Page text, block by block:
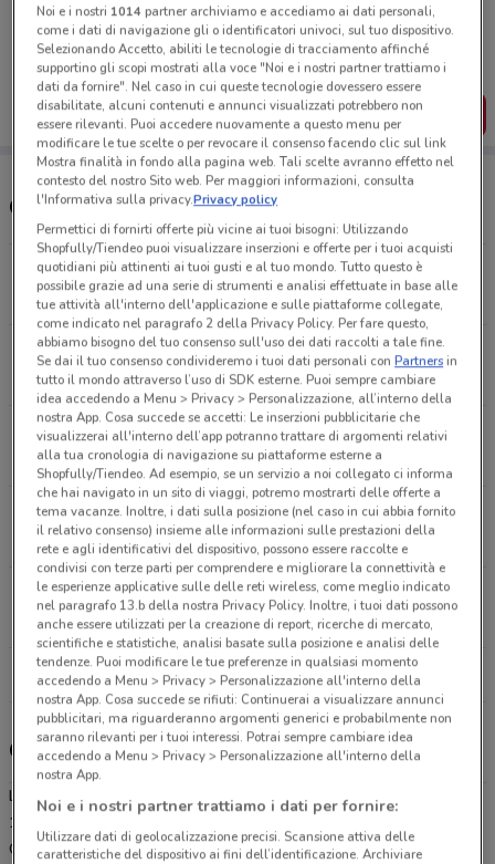
Porta DoveConviene sempre con te!
Puoi trovare le migliori offerte dei negozi vicino a te,
salvarle e creare la tua lista del risparmio, comodamente
dal tuo cellulare.
SCARICA L’APP
Orari Lidl e Indirizzi Supermercati
Via Radici In Piano, 145 Sassuolo
5.8 km
APERTO
Via Elpidio Bertoli, 55 Modena
7.7 km
APERTO
Via Statale, 467 Casalgrande
9.5 km
APERTO
Via Emilia Ovest, 386 Modena
9.9 km
APERTO
Via Cartiera, 2 Castelfranco Emilia
14.8 km
APERTO
Tutti i negozi Lidl
Gli sconti del nuovo volantino Lidl e i negozi
Lidl è presente in vari punti della città: lo trovi in Via Radici In Piano
145 Sassuolo, Via Elpidio Bertoli 55 Modena, Via Statale 467
Casalgrande, Via Emilia Ovest 386 Modena, Via Cartiera 2
Noi e i nostri 1014partner archiviamo e accediamo ai dati personali,
come i dati di navigazione gli o identificatori univoci, sul tuo dispositivo.
Selezionando Accetto, abiliti le tecnologie di tracciamento affinché
supportino gli scopi mostrati alla voce "Noi e i nostri partner trattiamo i
dati da fornire". Nel caso in cui queste tecnologie dovessero essere
disabilitate, alcuni contenuti e annunci visualizzati potrebbero non
essere rilevanti. Puoi accedere nuovamente a questo menu per
modificare le tue scelte o per revocare il consenso facendo clic sul link
Mostra finalità in fondo alla pagina web. Tali scelte avranno effetto nel
contesto del nostro Sito web. Per maggiori informazioni, consulta
l'Informativa sulla privacy.Privacy policy
Permettici di fornirti offerte più vicine ai tuoi bisogni: Utilizzando
Shopfully/Tiendeo puoi visualizzare inserzioni e offerte per i tuoi acquisti
quotidiani più attinenti ai tuoi gusti e al tuo mondo. Tutto questo è
possibile grazie ad una serie di strumenti e analisi effettuate in base alle
tue attività all'interno dell'applicazione e sulle piattaforme collegate,
come indicato nel paragrafo 2 della Privacy Policy. Per fare questo,
abbiamo bisogno del tuo consenso sull'uso dei dati raccolti a tale fine.
Se dai il tuo consenso condivideremo i tuoi dati personali conPartnersin
tutto il mondo attraverso l’uso di SDK esterne. Puoi sempre cambiare
idea accedendo a Menu > Privacy > Personalizzazione, all’interno della
nostra App. Cosa succede se accetti: Le inserzioni pubblicitarie che
visualizzerai all'interno dell’app potranno trattare di argomenti relativi
alla tua cronologia di navigazione su piattaforme esterne a
Shopfully/Tiendeo. Ad esempio, se un servizio a noi collegato ci informa
che hai navigato in un sito di viaggi, potremo mostrarti delle offerte a
tema vacanze. Inoltre, i dati sulla posizione (nel caso in cui abbia fornito
il relativo consenso) insieme alle informazioni sulle prestazioni della
rete e agli identificativi del dispositivo, possono essere raccolte e
condivisi con terze parti per comprendere e migliorare la connettività e
le esperienze applicative sulle delle reti wireless, come meglio indicato
nel paragrafo 13.b della nostra Privacy Policy. Inoltre, i tuoi dati possono
anche essere utilizzati per la creazione di report, ricerche di mercato,
scientifiche e statistiche, analisi basate sulla posizione e analisi delle
tendenze. Puoi modificare le tue preferenze in qualsiasi momento
accedendo a Menu > Privacy > Personalizzazione all'interno della
nostra App. Cosa succede se rifiuti: Continuerai a visualizzare annunci
pubblicitari, ma riguarderanno argomenti generici e probabilmente non
saranno rilevanti per i tuoi interessi. Potrai sempre cambiare idea
accedendo a Menu > Privacy > Personalizzazione all'interno della
nostra App.
Noi e i nostri partner trattiamo i dati per fornire:
Utilizzare dati di geolocalizzazione precisi. Scansione attiva delle
caratteristiche del dispositivo ai fini dell’identificazione. Archiviare